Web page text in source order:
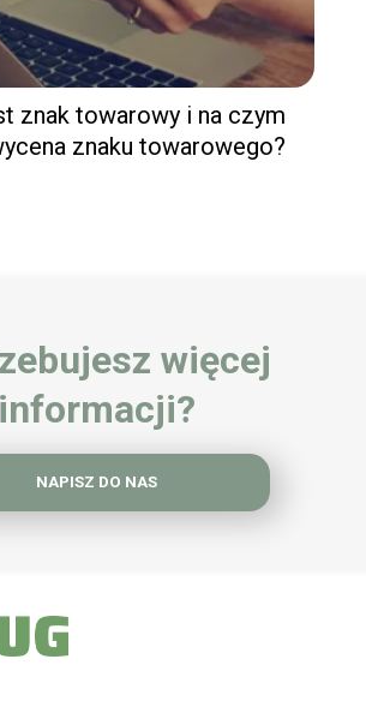
znak towarowy i na czym
znaku towarowego?
więcej
informacji?
NAPISZ DO NAS